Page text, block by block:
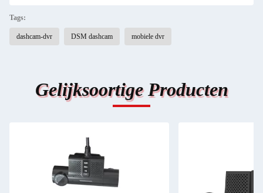
Tags:
dashcam-dvr DSM dashcam mobiele dvr
Gelijksoortige Producten